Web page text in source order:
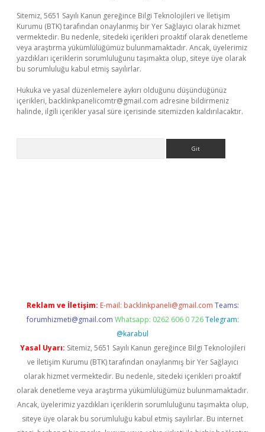
Sitemiz, 5651 Sayılı Kanun gereğince Bilgi Teknolojileri ve İletişim
Kurumu (BTK) tarafından onaylanmış bir Yer Sağlayıcı olarak hizmet
vermektedir. Bu nedenle, sitedeki içerikleri proaktif olarak denetleme
veya araştırma yükümlülüğümüz bulunmamaktadır. Ancak, üyelerimiz
yazdıkları içeriklerin sorumluluğunu taşımakta olup, siteye üye olarak
bu sorumluluğu kabul etmiş sayılırlar.
Hukuka ve yasal düzenlemelere aykırı olduğunu düşündüğünüz
içerikleri, backlinkpanelicomtr@gmail.com adresine bildirmeniz
halinde, ilgili içerikler yasal süre içerisinde sitemizden kaldırılacaktır.
Reklam ve İletişim: E-mail: backlinkpaneli@gmail.com Teams:
forumhizmeti@gmail.com Whatsapp: 0262 606 0 726 Telegram:
@karabul
Yasal Uyarı: Sitemiz, 5651 Sayılı Kanun gereğince Bilgi Teknolojileri
ve İletişim Kurumu (BTK) tarafından onaylanmış bir Yer Sağlayıcı
olarak hizmet vermektedir. Bu nedenle, sitedeki içerikleri proaktif
olarak denetleme veya araştırma yükümlülüğümüz bulunmamaktadır.
Ancak, üyelerimiz yazdıkları içeriklerin sorumluluğunu taşımakta olup,
siteye üye olarak bu sorumluluğu kabul etmiş sayılırlar. Bu internet